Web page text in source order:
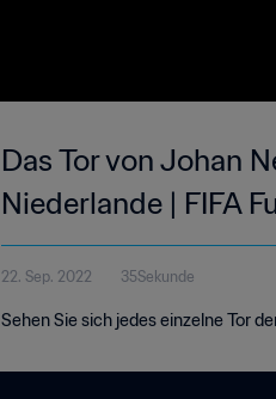
Das Tor von Johan
Niederlande | FIFA
22. Sep. 2022 35Sekunde
Sehen Sie sich jedes einzelne Tor